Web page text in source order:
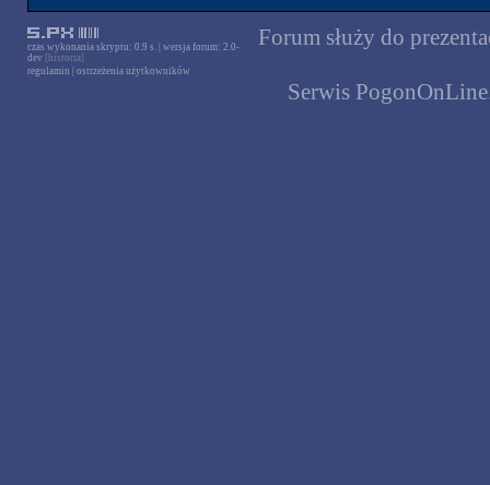
czas wykonania skryptu: 0.9 s. | wersja forum: 2.0-
dev [historia]
regulamin
ostrzeżenia użytkowników
Forum służy do
Serwis